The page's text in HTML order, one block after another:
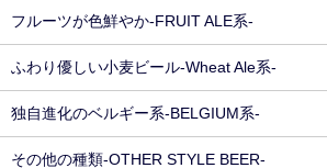
フルーツが色鮮やか-FRUIT ALE系-
ふわり優しい小麦ビール-Wheat Ale系-
独自進化のベルギー系-BELGIUM系-
その他の種類-OTHER STYLE BEER-